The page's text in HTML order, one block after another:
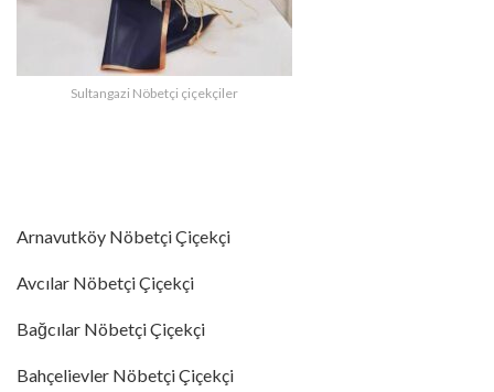
Sultangazi Nöbetçi çiçekçiler
Arnavutköy Nöbetçi Çiçekçi
Avcılar Nöbetçi Çiçekçi
Bağcılar Nöbetçi Çiçekçi
Bahçelievler Nöbetçi Çiçekçi